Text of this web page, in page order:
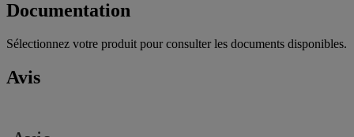
Documentation
Sélectionnez votre produit pour consulter les documents disponibles.
Avis